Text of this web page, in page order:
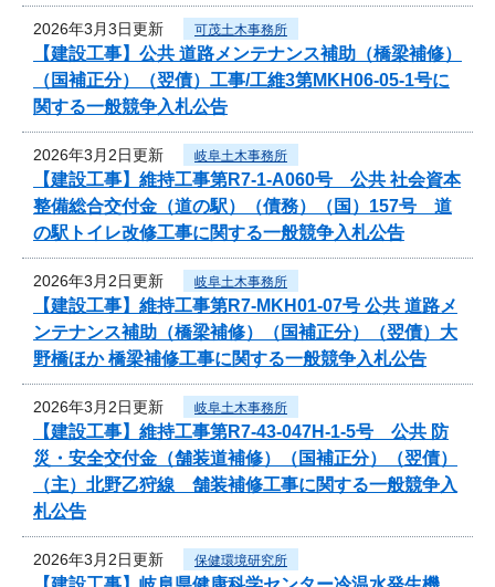
2026年3月3日更新 可茂土木事務所
【建設工事】公共 道路メンテナンス補助（橋梁補修）
（国補正分）（翌債）工事/工維3第MKH06-05-1号に
関する一般競争入札公告
2026年3月2日更新 岐阜土木事務所
【建設工事】維持工事第R7-1-A060号 公共 社会資本
整備総合交付金（道の駅）（債務）（国）157号 道
の駅トイレ改修工事に関する一般競争入札公告
2026年3月2日更新 岐阜土木事務所
【建設工事】維持工事第R7-MKH01-07号 公共 道路メ
ンテナンス補助（橋梁補修）（国補正分）（翌債）大
野橋ほか 橋梁補修工事に関する一般競争入札公告
2026年3月2日更新 岐阜土木事務所
【建設工事】維持工事第R7-43-047H-1-5号 公共 防
災・安全交付金（舗装道補修）（国補正分）（翌債）
（主）北野乙狩線 舗装補修工事に関する一般競争入
札公告
2026年3月2日更新 保健環境研究所